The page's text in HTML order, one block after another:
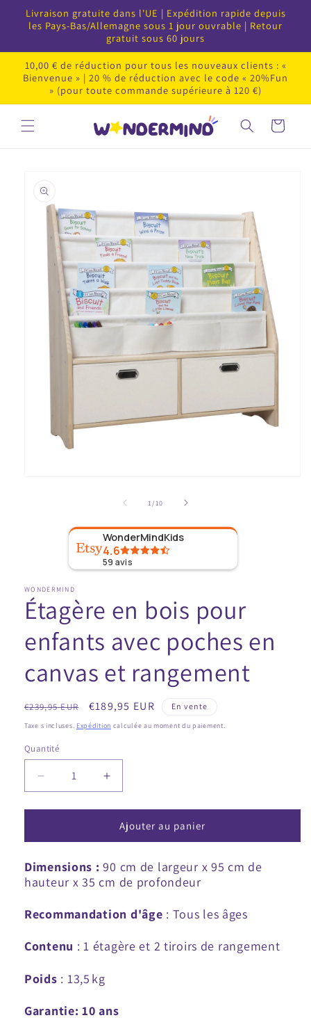
au
contenu
Livraison gratuite dans l'UE | Expédition rapide depuis
les Pays-Bas/Allemagne sous 1 jour ouvrable | Retour
gratuit sous 60 jours
10,00 € de réduction pour tous les nouveaux clients : «
Bienvenue » | 20 % de réduction avec le code « 20%Fun
» (pour toute commande supérieure à 120 €)
Panier
produit
1/de
10
WonderMindKids
4.6
59 avis
WONDERMIND
Étagère en bois pour
enfants avec poches en
canvas et rangement
Prix
régulier
€239,95 EUR
Prix
promotionnel
€189,95 EUR En vente
Taxe s incluses. Expédition calculée au moment du paiement.
Quantité
Diminuer
la
quantité
Étagère
bois
pour
avec
en
et
rangement
Augmente
la
quantité
pour
Étagère
bois
pour
avec
en
canvas
Ajouter au panier
Dimensions : 90 cm de largeur x 95 cm de
hauteur x 35 cm de profondeur
Recommandation d'âge : Tous les âges
Contenu : 1 étagère et 2 tiroirs de rangement
Poids : 13,5 kg
Garantie: 10 ans